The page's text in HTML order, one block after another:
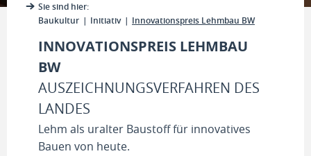
Sie sind hier:
Baukultur
Initiativ Innovationspreis Lehmbau BW
INNOVATIONSPREIS LEHMBAU
BW
AUSZEICHNUNGSVERFAHREN DES
LANDES
Lehm als uralter Baustoff für innovatives
Bauen von heute.